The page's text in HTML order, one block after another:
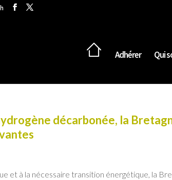
Adhérer Qui
décarbonée, la
et à la nécessaire transition énergétique, la